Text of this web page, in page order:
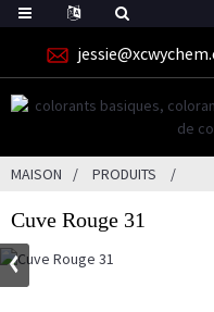
MAISON PRODUITS
Cuve Rouge 31